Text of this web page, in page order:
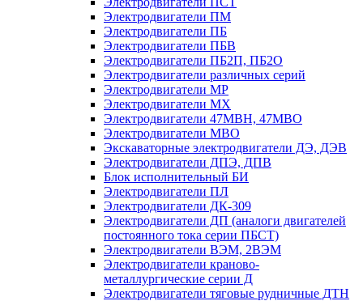
Электродвигатели ПМ
Электродвигатели ПБ
Электродвигатели ПБВ
Электродвигатели ПБ2П, ПБ2О
Электродвигатели различных серий
Электродвигатели МР
Электродвигатели MX
Электродвигатели 47MBH, 47МВО
Электродвигатели MBO
Экскаваторные электродвигатели ДЭ, ДЭВ
Электродвигатели ДПЭ, ДПВ
Блок исполнительный БИ
Электродвигатели ПЛ
Электродвигатели ДК-309
Электродвигатели ДП (аналоги двигателей
постоянного тока серии ПБСТ)
Электродвигатели ВЭМ, 2ВЭМ
Электродвигатели краново-
металлургические серии Д
Электродвигатели тяговые рудничные ДТН